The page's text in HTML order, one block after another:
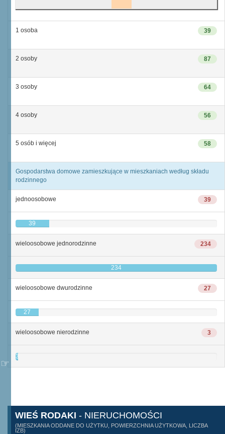
39
1 osoba
87
2 osoby
64
3 osoby
56
4 osoby
58
5 osób i więcej
Gospodarstwa domowe zamieszkujące w mieszkaniach według składu
rodzinnego
39
jednoosobowe
39
234
wieloosobowe jednorodzinne
234
27
wieloosobowe dwurodzinne
27
3
wieloosobowe nierodzinne
3
WIEŚ RODAKI - NIERUCHOMOŚCI
(MIESZKANIA ODDANE DO UŻYTKU, POWIERZCHNIA UŻYTKOWA, LICZBA
IZB)